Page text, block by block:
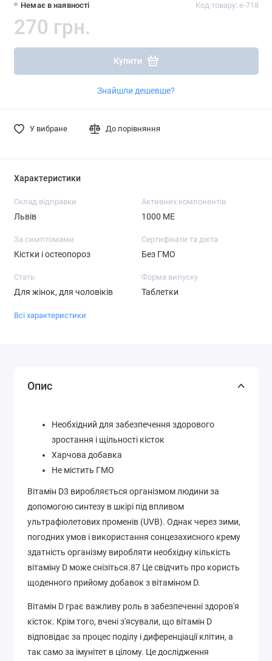
Немає в наявності Код товару: e-718
270 грн.
Купити
Знайшли дешевше?
У вибране До порівняння
Характеристики
Склад відправки
Львів
Активних компонентів
1000 МЕ
За симптомами
Кістки і остеопороз
Сертифікати та дієта
Без ГМО
Стать
Для жінок, для чоловіків
Форма випуску
Таблетки
Всі характеристики
Опис
Необхідний для забезпечення здорового
зростання і щільності кісток
Харчова добавка
Не містить ГМО
Вітамін D3 виробляється організмом людини за
допомогою синтезу в шкірі під впливом
ультрафіолетових променів (UVB). Однак через зими,
погодних умов і використання сонцезахисного крему
здатність організму виробляти необхідну кількість
вітаміну D може снізіться.87 Це свідчить про користь
щоденного прийому добавок з вітаміном D.
Вітамін D грає важливу роль в забезпеченні здоров'я
кісток. Крім того, вчені з'ясували, що вітамін D
відповідає за процес поділу і диференціації клітин, а
так само за імунітет в цілому. Це дослідження